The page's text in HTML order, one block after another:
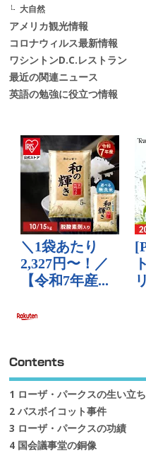
大自然
アメリカ観光情報
コロナウィルス最新情報
ワシントンD.C.レストラン
最近の関連ニュース
英語の勉強に役立つ情報
Contents
1 ローザ・パークスの生い立ち
2 バスボイコット事件
3 ローザ・パークスの功績
4 国会議事堂の銅像